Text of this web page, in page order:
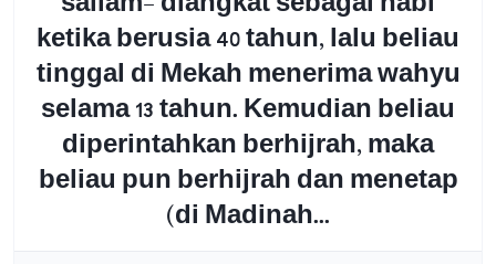
ketika berusia 40 tahun, lalu beliau
tinggal di Mekah menerima wahyu
selama 13 tahun. Kemudian beliau
diperintahkan berhijrah, maka
beliau pun berhijrah dan menetap
(di Madinah...